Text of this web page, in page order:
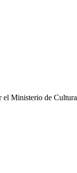
el Ministerio de Cultura